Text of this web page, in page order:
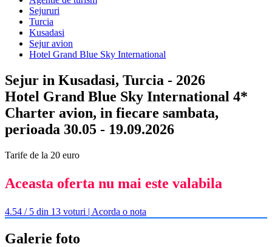
Sejururi
Turcia
Kusadasi
Sejur avion
Hotel Grand Blue Sky International
Sejur in Kusadasi, Turcia - 2026
Hotel Grand Blue Sky International 4*
Charter avion, in fiecare sambata,
perioada 30.05 - 19.09.2026
Tarife de la 20 euro
Aceasta oferta nu mai este valabila
4.54 / 5 din 13 voturi | Acorda o nota
Galerie foto